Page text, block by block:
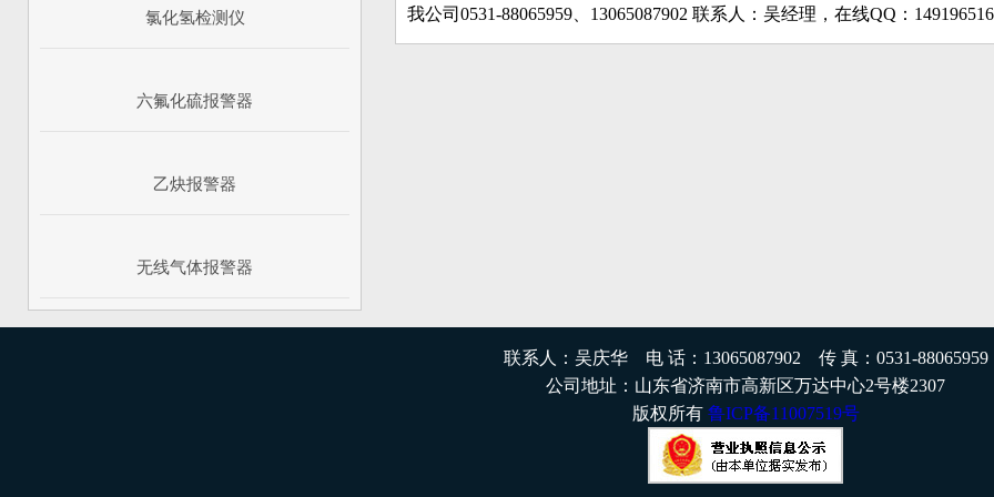
氯化氢检测仪
六氟化硫报警器
乙炔报警器
无线气体报警器
我公司0531-88065959、13065087902 联系人：吴经理，在线QQ：
联系人：吴庆华 电 话：13065087902 传 真：0531-88065959
公司地址：山东省济南市高新区万达中心2号楼2307
版权所有 鲁ICP备11007519号